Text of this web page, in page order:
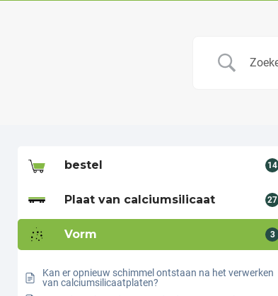
bestel 14
Plaat van calciumsilicaat 27
Vorm 3
Kan er opnieuw schimmel ontstaan na het verwerken
van calciumsilicaatplaten?